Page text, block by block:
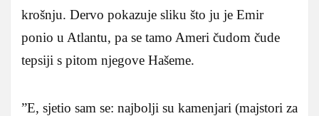
krošnju. Dervo pokazuje sliku što ju je Emir
ponio u Atlantu, pa se tamo Ameri čudom čude
tepsiji s pitom njegove Hašeme.
”E, sjetio sam se: najbolji su kamenjari (majstori za